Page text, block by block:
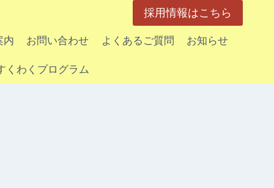
採用情報はこちら
内 お問い合わせ よくあるご質問 お知らせ
くわくプログラム